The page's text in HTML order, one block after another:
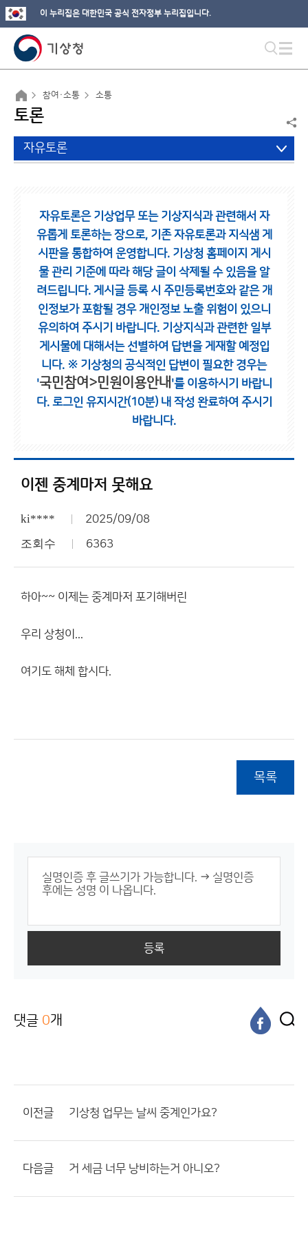
이 누리집은 대한민국 공식 전자정부 누리집입니다.
참여·소통 소통
토론
자유토론
자유토론은 기상업무 또는 기상지식과 관련해서 자
유롭게 토론하는 장으로, 기존 자유토론과 지식샘 게
시판을 통합하여 운영합니다. 기상청 홈페이지 게시
물 관리 기준에 따라 해당 글이 삭제될 수 있음을 알
려드립니다. 게시글 등록 시 주민등록번호와 같은 개
인정보가 포함될 경우 개인정보 노출 위험이 있으니
유의하여 주시기 바랍니다. 기상지식과 관련한 일부
게시물에 대해서는 선별하여 답변을 게재할 예정입
니다. ※ 기상청의 공식적인 답변이 필요한 경우는
'국민참여>민원이용안내 '를 이용하시기 바랍니
다. 로그인 유지시간(10분) 내 작성 완료하여 주시기
바랍니다.
이젠 중계마저 못해요
ki**** 2025/09/08
조회수 6363
하아~~ 이제는 중계마저 포기해버린
우리 상청이...
여기도 해체 합시다.
목록
등록
댓글 0개
이전글 기상청 업무는 날씨 중계인가요?
다음글 거 세금 너무 낭비하는거 아니오?